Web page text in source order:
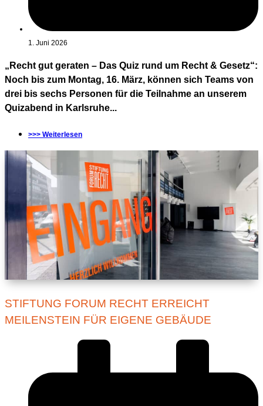
1. Juni 2026
„Recht gut geraten – Das Quiz rund um Recht & Gesetz“:
Noch bis zum Montag, 16. März, können sich Teams von
drei bis sechs Personen für die Teilnahme an unserem
Quizabend in Karlsruhe...
>>> Weiterlesen
STIFTUNG FORUM RECHT ERREICHT
MEILENSTEIN FÜR EIGENE GEBÄUDE